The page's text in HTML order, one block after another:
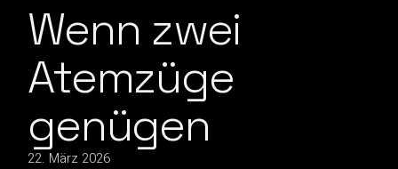
Wenn zwei
Atemzüge
genügen
22. März 2026